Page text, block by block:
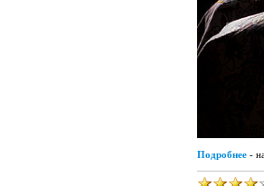
Подробнее -